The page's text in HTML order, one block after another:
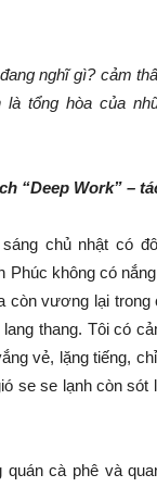
nghĩ gì? cảm
là tổng hòa của
“Deep Work” –
chủ nhật có
Phúc không có
còn vương lại
thang. Tôi có
vẻ, lặng tiếng,
se se lạnh còn sót
quán cà phê và